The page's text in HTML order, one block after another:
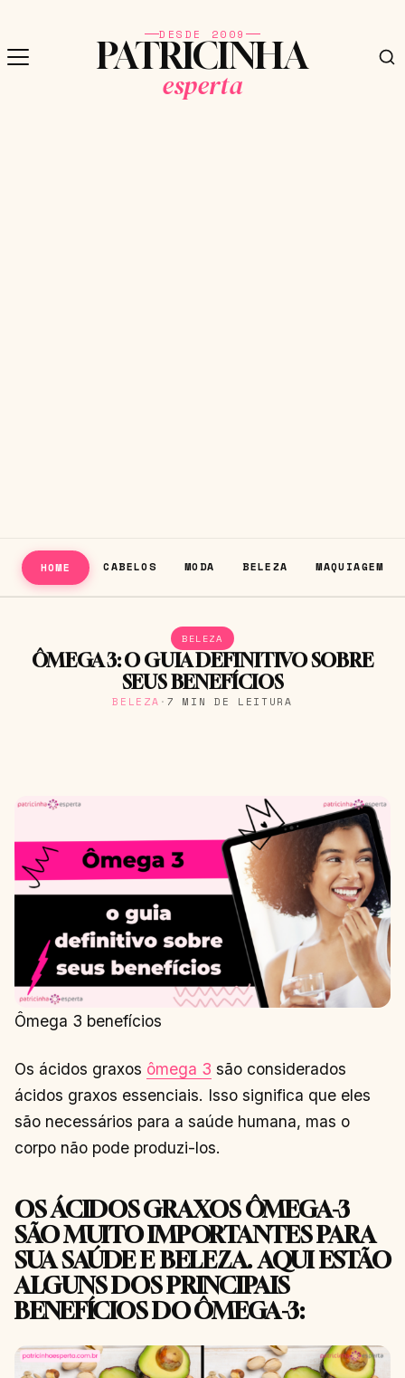
DESDE 2009
PATRICINHA
esperta
HOME CABELOS MODA BELEZA MAQUIAGEM
BELEZA
ÔMEGA 3: O GUIA DEFINITIVO SOBRE
SEUS BENEFÍCIOS
BELEZA · 7 MIN DE LEITURA
Ômega 3 benefícios
Os ácidos graxos ômega 3 são considerados
ácidos graxos essenciais. Isso significa que eles
são necessários para a saúde humana, mas o
corpo não pode produzi-los.
OS ÁCIDOS GRAXOS ÔMEGA-3
SÃO MUITO IMPORTANTES PARA
SUA SAÚDE E BELEZA. AQUI ESTÃO
ALGUNS DOS PRINCIPAIS
BENEFÍCIOS DO ÔMEGA-3: